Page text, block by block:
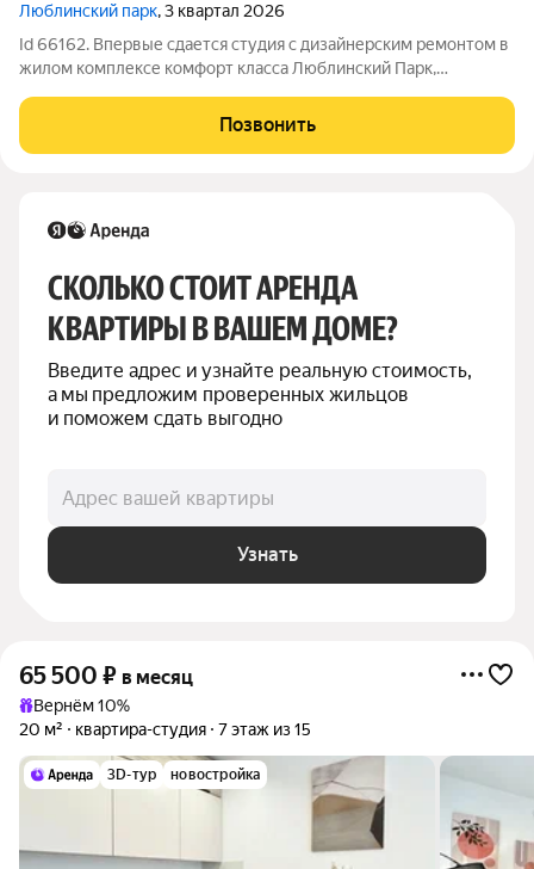
Люблинский парк, 3 квартал 2026
Id 66162. Впервые сдается студия с дизайнерским ремонтом в
жилом комплексе комфорт класса Люблинский Парк,
квартире установлено все необходимое для жизни, просмотр
и заселение возможны в
Позвонить
СКОЛЬКО СТОИТ АРЕНДА
КВАРТИРЫ В ВАШЕМ ДОМЕ?
Введите адрес и узнайте реальную стоимость,
а мы предложим проверенных жильцов
и поможем сдать выгодно
Адрес вашей квартиры
Узнать
65 500 ₽ в месяц
Вернём 10%
20 м²
квартира-студия 7 этаж из 15
3D-тур новостройка